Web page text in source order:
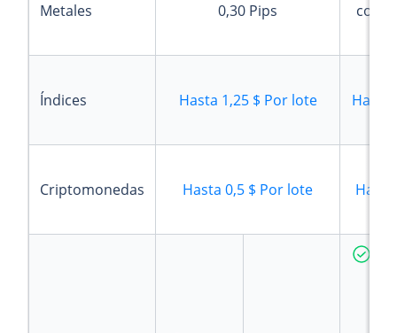
Metales 0,30 Pips
Índices Hasta 1,25 $ Por lote Hasta
Criptomonedas Hasta 0,5 $ Por lote Hasta